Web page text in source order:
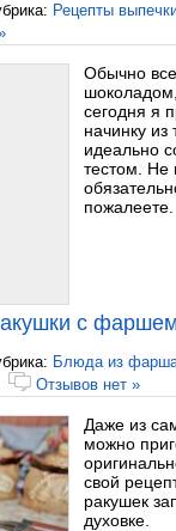
Рецепты
Обычно все
сегодня я
начинку
идеально
тестом. Не
пожалеете.
с
Блюда из
Отзывов нет »
Даже из
можно
свой
ракушек
духовке.